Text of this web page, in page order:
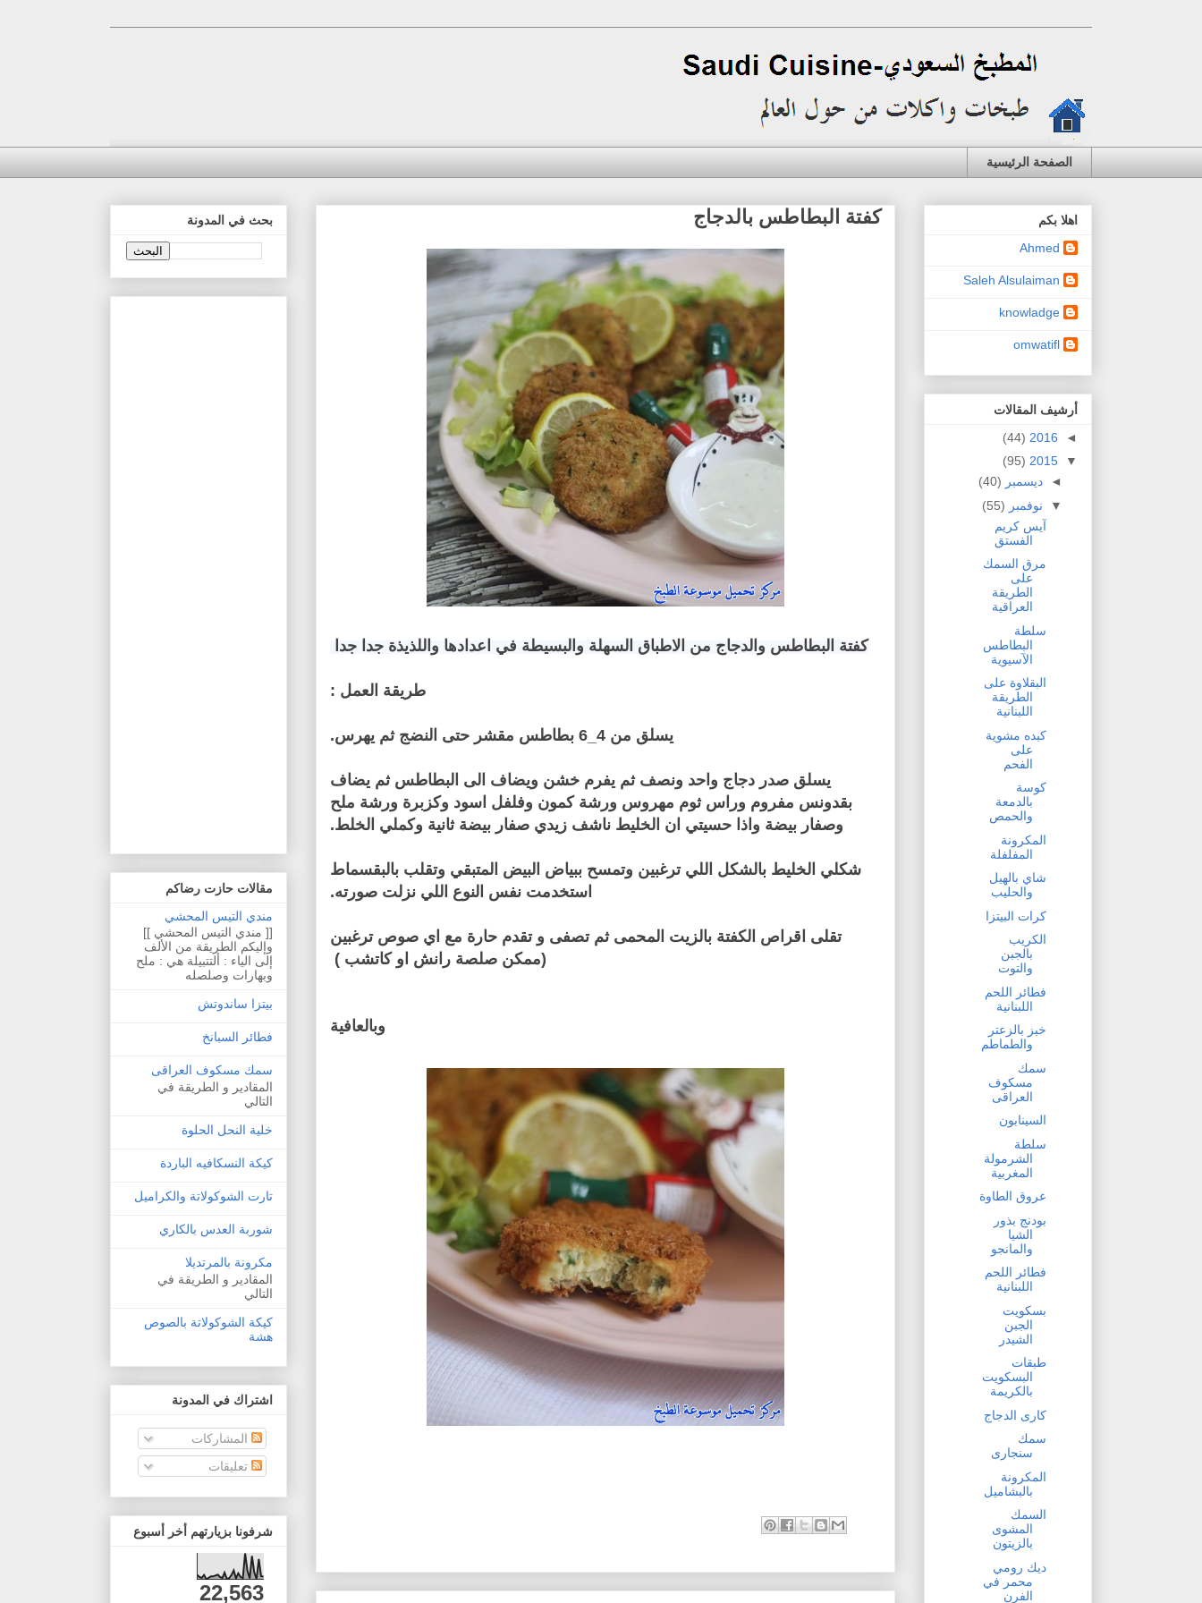
الصفحة الرئيسية
كفتة البطاطس بالدجاج
كفتة البطاطس والدجاج من الاطباق السهلة والبسيطة في اعدادها واللذيذة جدا جدا
طريقة العمل :
يسلق من 4_6 بطاطس مقشر حتى النضج ثم يهرس.
يسلق صدر دجاج واحد ونصف ثم يفرم خشن ويضاف الى البطاطس ثم يضاف
بقدونس مفروم وراس ثوم مهروس ورشة كمون وفلفل اسود وكزبرة ورشة ملح
وصفار بيضة واذا حسيتي ان الخليط ناشف زيدي صفار بيضة ثانية وكملي الخلط.
شكلي الخليط بالشكل اللي ترغبين وتمسح ببياض البيض المتبقي وتقلب بالبقسماط
استخدمت نفس النوع اللي نزلت صورته.
تقلى اقراص الكفتة بالزيت المحمى ثم تصفى و تقدم حارة مع اي صوص ترغبين
(ممكن صلصة رانش او كاتشب )
وبالعافية
بحث في المدونة
مقالات حازت رضاكم
مندي التيس المحشي
[[ مندي التيس المحشي ]]
وإليكم الطريقة من الألف
إلى الياء : ألتتبيلة هي : ملح
وبهارات وصلصله
بيتزا ساندوتش
فطائر السبانخ
سمك مسكوف العراقى
المقادير و الطريقة في
التالي
خلية النحل الحلوة
كيكة النسكافيه الباردة
تارت الشوكولاتة والكراميل
شوربة العدس بالكاري
مكرونة بالمرتديلا
المقادير و الطريقة في
التالي
كيكة الشوكولاتة بالصوص
هشة
اشتراك في المدونة
المشاركات
تعليقات
شرفونا بزيارتهم أخر أسبوع
22,563
اهلا بكم
Ahmed
Saleh Alsulaiman
knowladge
omwatifl
أرشيف المقالات
◄
2016
(44)
▼
2015
(95)
◄ ديسمبر (40)
▼ نوفمبر (55)
آيس كريم
الفستق
مرق السمك
على
الطريقة
العراقية
سلطة
البطاطس
الآسيوية
البقلاوة على
الطريقة
اللبنانية
كبده مشوية
على
الفحم
كوسة
بالدمعة
والحمص
المكرونة
المفلفلة
شاي بالهيل
والحليب
كرات البيتزا
الكريب
بالجبن
والتوت
فطائر اللحم
اللبنانية
خبز بالزعتر
والطماطم
سمك
مسكوف
العراقى
السينابون
سلطة
الشرمولة
المغربية
عروق الطاوة
بودنج بذور
الشيا
والمانجو
فطائر اللحم
اللبنانية
بسكويت
الجبن
الشيدر
طبقات
البسكويت
بالكريمة
كارى الدجاج
سمك
سنجارى
المكرونة
بالبشاميل
السمك
المشوى
بالزيتون
ديك رومي
محمر في
الفرن